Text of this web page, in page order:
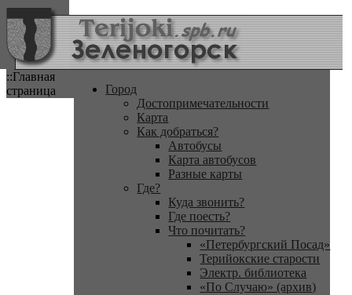
::Главная
страница
Город
Достопримечательности
Карта
Как добраться?
Автобусы
Карта автобусов
Разные карты
Где?
Куда звонить?
Где поесть?
Что почитать?
«Петербургский Посад»
Терийокские старости
Электр. библиотека
«По Случаю» (архив)